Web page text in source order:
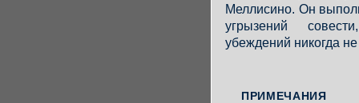
Меллисино. Он
угрызений
убеждений никогда
ПРИМЕЧАНИЯ